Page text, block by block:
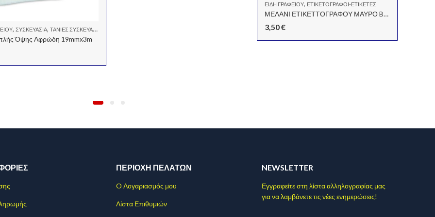
, ΣΥΣΚΕΥΑΣΊΑ, ΤΑΝΊΕΣ ΣΥΣΚΕΥΑΣΊΑΣ - ΧΑΡΤΟΤΑΙΝΊΕΣ - ΣΕΛΟΤΈΙΠ.
Όψης Αφρώδη 19mmx3m
ΕΊΔΗ ΓΡΑΦΕΊΟΥ, ΕΤΙΚΕΤΟΓΡΆΦΟΙ-ΕΤΙΚΈΤΕΣ
ΜΕΛΑΝΙ ΕΤΙΚΕΤΤΟΓΡΑΦΟΥ ΜΑΥΡΟ BLITZ
3,50€
ΠΕΡΙΟΧΗ ΠΕΛΑΤΩΝ
O Λογαριασμός μου
Λίστα Επιθυμιών
NEWSLETTER
Εγγραφείτε στη λίστα αλληλογραφίας μας
για να λαμβάνετε τις νέες ενημερώσεις!